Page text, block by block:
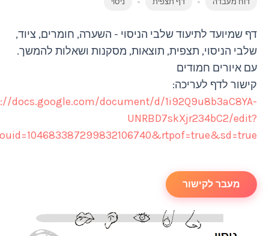
שלבי הניסוי - השערה, חומרים, ציוד,
תוצאות, מסקנות ושאלות להמשך.
https://docs.google.com/document/d/